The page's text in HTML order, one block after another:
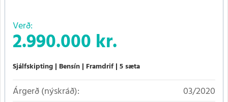
Verð:
2.990.000 kr.
Sjálfskipting Bensín Framdrif 5 sæta
Árgerð (nýskráð):
03/2020